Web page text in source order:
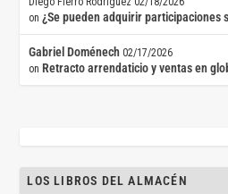
on¿Se pueden adquirir participaciones
Gabriel Doménech 02/17/2026
on Retracto arrendaticio y ventas en
LOS LIBROS DEL ALMACÉN